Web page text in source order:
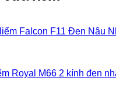
Falcon F11 Đen Nâu
Royal M66 2 kính đen